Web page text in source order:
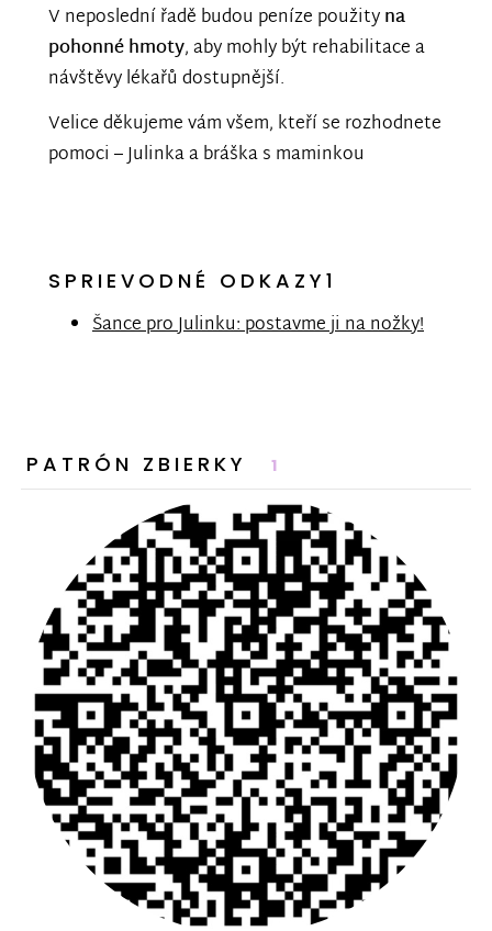
V neposlední řadě budou peníze použityna
pohonné hmoty, aby mohly být rehabilitace a
návštěvy lékařů dostupnější.
Velice děkujeme vám všem, kteří se rozhodnete
pomoci – Julinka a bráška s maminkou
SPRIEVODNÉ ODKAZY1
Šance pro Julinku: postavme ji na nožky!
PATRÓN ZBIERKY 1